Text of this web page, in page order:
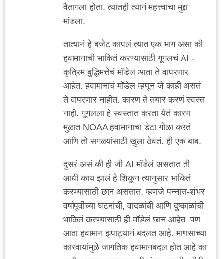
वैतागला होता. त्यातही त्यानं महत्त्वाचा मुद्दा
मांडला.
तात्यानं हे बजेट कापलं त्यात एक भाग असा की
हवामानाची भाकितं करण्यासाठी गूगलचं AI -
कृत्रिम बुद्धिमत्तेचं मॉडेल आता ते वापरणार
आहेत. हवामानाचं मॉडेल म्हणून जे काही असतं
ते वापरणार नाहीत. कारण ते तयार करणं स्वस्त
नाही. गूगलला हे स्वस्तात करता येतं कारण
मुळात NOAA हवामानाचा डेटा गोळा करतं
आणि तो सगळ्यांसाठी खुला ठेवतं. ही एक बाब.
दुसरं असं की ही जी AI मॉडेलं असतात ती
आधी काय झालं हे शिकून त्यानुसार भाकितं
करण्यासाठी छान असतात. म्हणजे पन्नास-शंभर
वर्षांपूर्वीच्या घटनांची, वादळांची आणि दुष्काळांची
भाकितं करण्यासाठी ही मॉडेलं छान आहेत. पण
आता हवामान झपाट्यानं बदलत आहे. माणसाच्या
कारवायांमुळे जागतिक हवामानबदल होत आहे का